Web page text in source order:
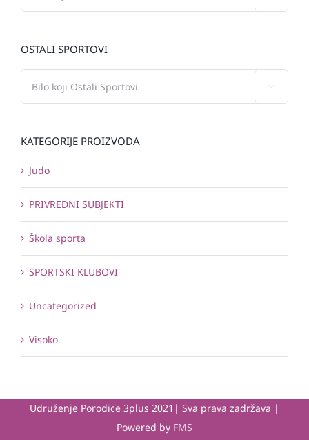
OSTALI SPORTOVI
KATEGORIJE PROIZVODA
Judo
PRIVREDNI SUBJEKTI
Škola sporta
SPORTSKI KLUBOVI
Uncategorized
Visoko
Udruženje Porodice 3plus 2021| Sva prava zadržava |
Powered by FMS